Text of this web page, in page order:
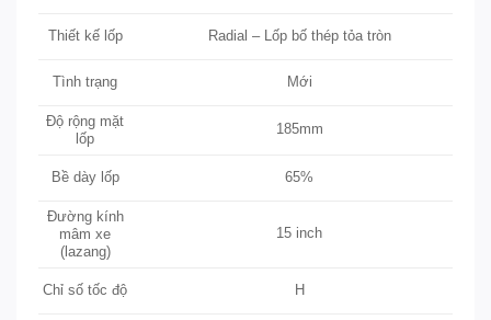
Thiết kế lốp Radial – Lốp bố thép tỏa tròn
Tình trạng Mới
Độ rộng mặt
lốp
185mm
Bề dày lốp 65%
Đường kính
mâm xe
(lazang)
15 inch
Chỉ số tốc độ H